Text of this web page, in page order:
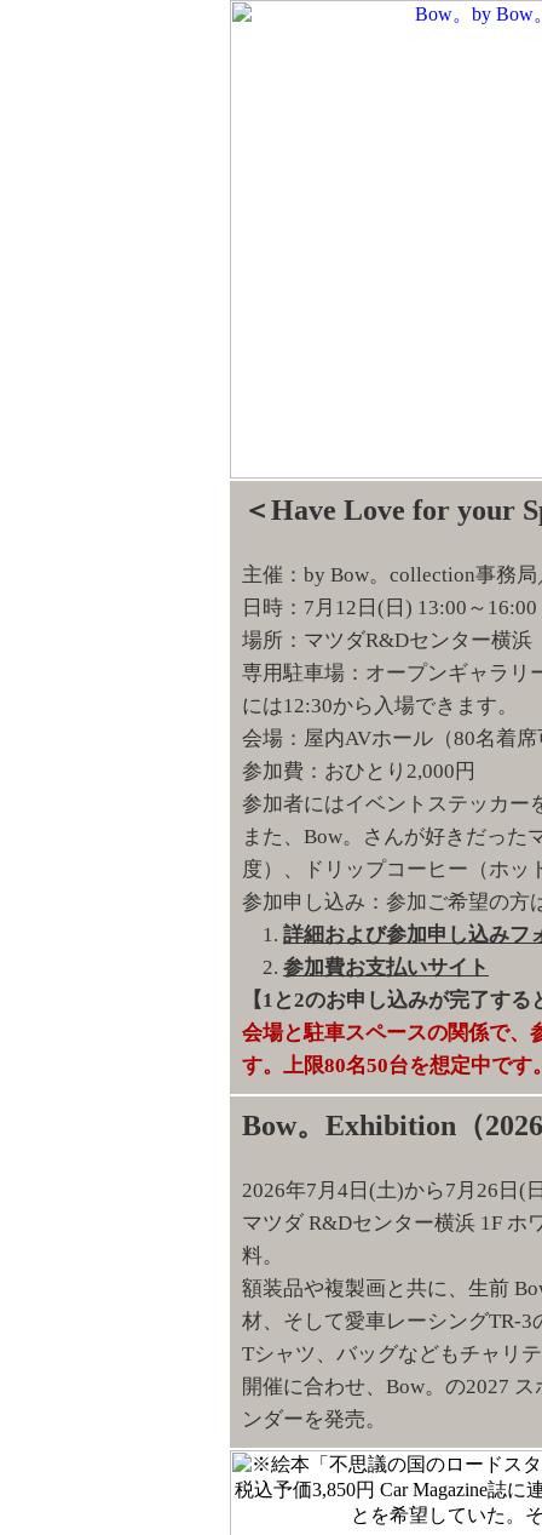
＜Have Love for your
主催：by Bow。collection事務
日時：7月12日(日) 13:00～
場所：マツダR&Dセンター横
専用駐車場：オープンギャラ
には12:30から入場できます。
会場：屋内AVホール（80名
参加費：おひとり2,000円
参加者にはイベントステッカー
また、Bow。さんが好きだった
度）、ドリップコーヒー（ホッ
参加申し込み：参加ご希望の方
1. 詳細および参加申し込みフ
2. 参加費お支払いサイト
【1と2のお申し込みが完了す
会場と駐車スペースの関係で、
す。上限80名50台を想定中です
Bow。Exhibition（
2026年7月4日(土)から7月26日(
マツダ R&Dセンター横浜 1F ホ
料。
額装品や複製画と共に、生前
材、そして愛車レーシングTR-3
Tシャツ、バッグなどもチャリ
開催に合わせ、Bow。の2027
ンダーを発売。